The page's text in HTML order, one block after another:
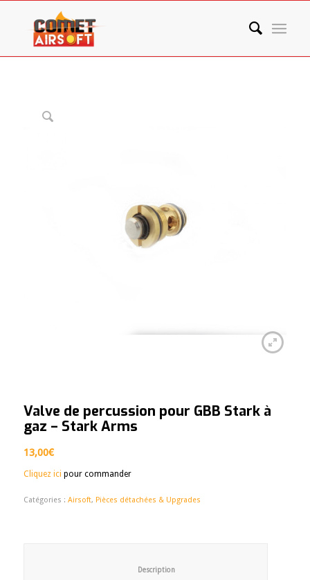
Valve de percussion pour GBB Stark à
gaz – Stark Arms
13,00€
Cliquez ici pour commander
Catégories : Airsoft, Pièces détachées & Upgrades
						Description